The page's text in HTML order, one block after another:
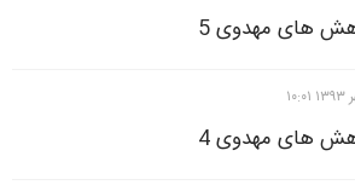
های مهدوی 5
های مهدوی 4